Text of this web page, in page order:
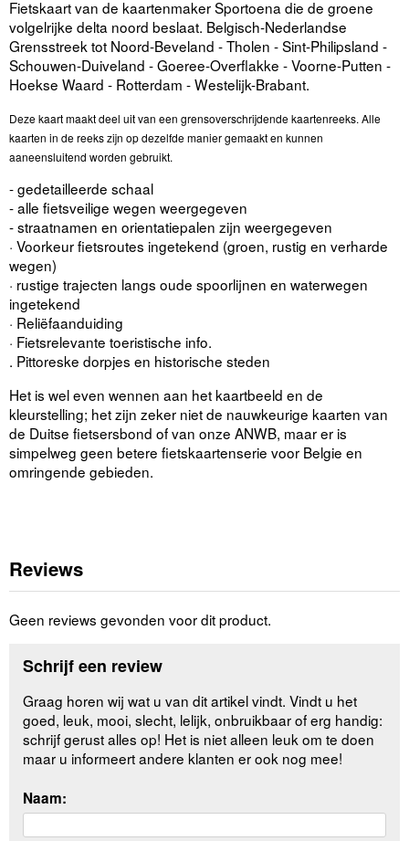
Fietskaart van de kaartenmaker Sportoena die de groene
volgelrijke delta noord beslaat. Belgisch-Nederlandse
Grensstreek tot Noord-Beveland - Tholen - Sint-Philipsland -
Schouwen-Duiveland - Goeree-Overflakke - Voorne-Putten -
Hoekse Waard - Rotterdam - Westelijk-Brabant.
Deze kaart maakt deel uit van een grensoverschrijdende kaartenreeks. Alle
kaarten in de reeks zijn op dezelfde manier gemaakt en kunnen
aaneensluitend worden gebruikt.
- gedetailleerde schaal
- alle fietsveilige wegen weergegeven
- straatnamen en orientatiepalen zijn weergegeven
· Voorkeur fietsroutes ingetekend (groen, rustig en verharde
wegen)
· rustige trajecten langs oude spoorlijnen en waterwegen
ingetekend
· Reliëfaanduiding
· Fietsrelevante toeristische info.
. Pittoreske dorpjes en historische steden
Het is wel even wennen aan het kaartbeeld en de
kleurstelling; het zijn zeker niet de nauwkeurige kaarten van
de Duitse fietsersbond of van onze ANWB, maar er is
simpelweg geen betere fietskaartenserie voor Belgie en
omringende gebieden.
Reviews
Geen reviews gevonden voor dit product.
Schrijf een review
Graag horen wij wat u van dit artikel vindt. Vindt u het
goed, leuk, mooi, slecht, lelijk, onbruikbaar of erg handig:
schrijf gerust alles op! Het is niet alleen leuk om te doen
maar u informeert andere klanten er ook nog mee!
Naam: